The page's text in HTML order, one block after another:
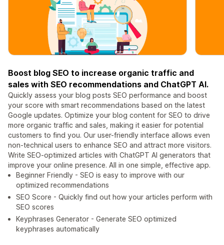
Boost blog SEO to increase organic traffic and
sales with SEO recommendations and ChatGPT AI.
Quickly assess your blog posts SEO performance and boost
your score with smart recommendations based on the latest
Google updates. Optimize your blog content for SEO to drive
more organic traffic and sales, making it easier for potential
customers to find you. Our user-friendly interface allows even
non-technical users to enhance SEO and attract more visitors.
Write SEO-optimized articles with ChatGPT AI generators that
improve your online presence. All in one simple, effective app.
Beginner Friendly - SEO is easy to improve with our
optimized recommendations
SEO Score - Quickly find out how your articles perform with
SEO scores
Keyphrases Generator - Generate SEO optimized
keyphrases automatically